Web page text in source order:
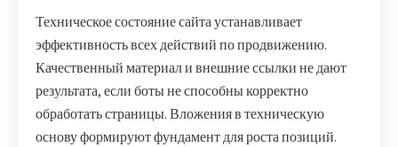
Техническое состояние сайта устанавливает
эффективность всех действий по продвижению.
Качественный материал и внешние ссылки не дают
результата, если боты не способны корректно
обработать страницы. Вложения в техническую
основу формируют фундамент для роста позиций.